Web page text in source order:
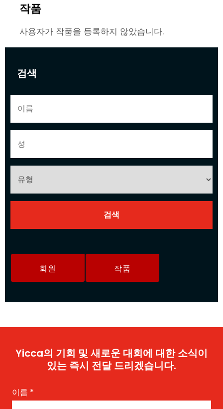
검색
회원 작품
작품
사용자가 작품을 등록하지 않았습니다.
Yicca의 기회 및 새로운 대회에 대한 소식이
있는 즉시 전달 드리겠습니다.
이름 *